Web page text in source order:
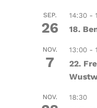
SEP.
26
14:30-
18.
NOV.
7
13:00-
22.
NOV. 18:30